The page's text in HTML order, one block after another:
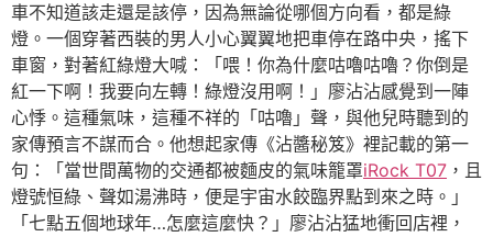
車不知道該走還是該停，因為無論從哪個方向看，都是綠
燈。一個穿著西裝的男人小心翼翼地把車停在路中央，搖下
車窗，對著紅綠燈大喊：「喂！你為什麼咕嚕咕嚕？你倒是
紅一下啊！我要向左轉！綠燈沒用啊！」廖沾沾感覺到一陣
心悸。這種氣味，這種不祥的「咕嚕」聲，與他兒時聽到的
家傳預言不謀而合。他想起家傳《沾醬秘笈》裡記載的第一
句：「當世間萬物的交通都被麵皮的氣味籠罩iRock T07 ，且
燈號恒綠、聲如湯沸時，便是宇宙水餃臨界點到來之時。」
「七點五個地球年…怎麼這麼快？」廖沾沾猛地衝回店裡，